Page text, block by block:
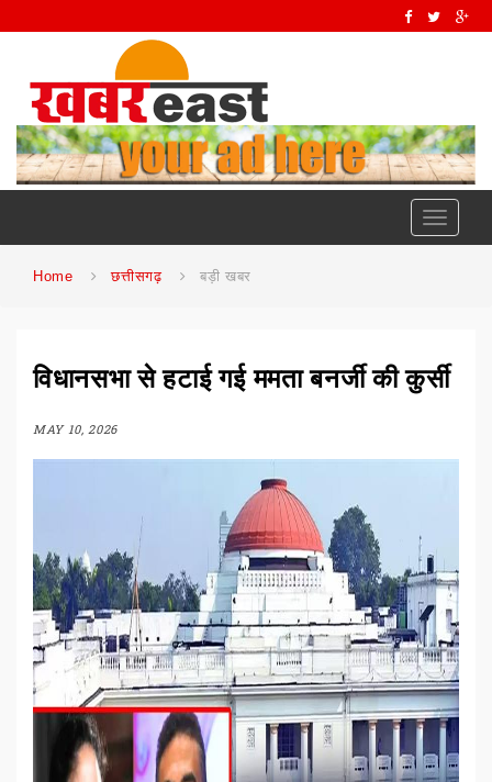
Toggle
Home छत्तीसगढ़ बड़ी खबर
विधानसभा से हटाई गई ममता बनर्जी की कुर्सी
MAY 10, 2026